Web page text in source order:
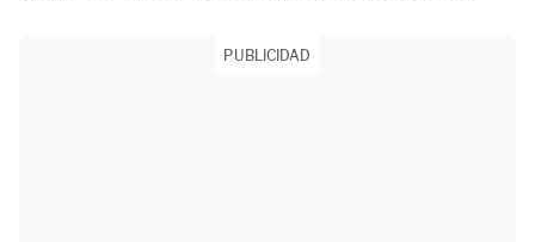
PUBLICIDAD